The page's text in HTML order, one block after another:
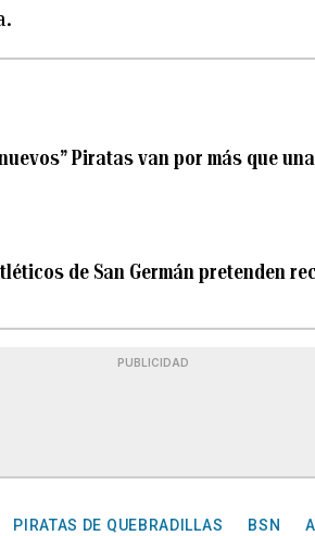
Piratas van por más que
de San Germán pretenden
PUBLICIDAD
PIRATAS DE QUEBRADILLAS BSN